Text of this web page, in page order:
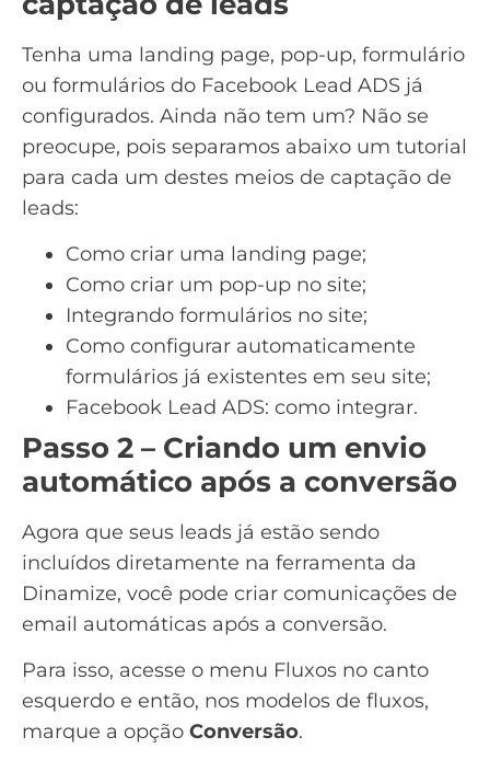
Tenha uma landing page, pop-up, formulário
ou formulários do Facebook Lead ADS já
configurados. Ainda não tem um? Não se
preocupe, pois separamos abaixo um tutorial
para cada um destes meios de captação de
leads:
Como criar uma landing page;
Como criar um pop-up no site;
Integrando formulários no site;
Como configurar automaticamente
formulários já existentes em seu site;
Facebook Lead ADS: como integrar.
Passo 2 – Criando um envio
automático após a conversão
Agora que seus leads já estão sendo
incluídos diretamente na ferramenta da
Dinamize, você pode criar comunicações de
email automáticas após a conversão.
Para isso, acesse o menu Fluxos no canto
esquerdo e então, nos modelos de fluxos,
marque a opção Conversão.